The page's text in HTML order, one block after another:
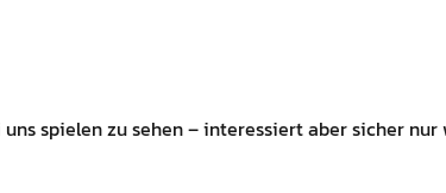
spielen zu sehen – interessiert aber sicher nur